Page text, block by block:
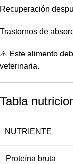
Recuperación
Trastornos de
⚠️ Este alimento
veterinaria.
Tabla
NUTRIENTE
Proteína bruta